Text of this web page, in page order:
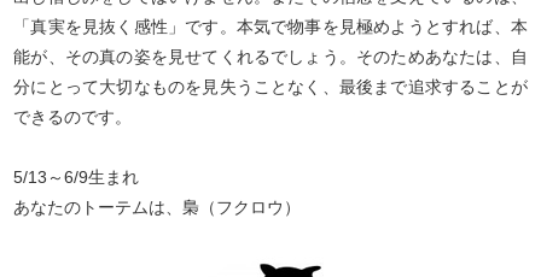
「真実を見抜く感性」です。本気で物事を見極めようとすれば、本
能が、その真の姿を見せてくれるでしょう。そのためあなたは、自
分にとって大切なものを見失うことなく、最後まで追求することが
できるのです。
5/13～6/9生まれ
あなたのトーテムは、梟（フクロウ）